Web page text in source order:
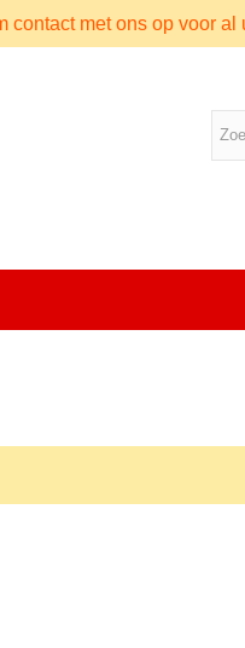
contact met ons op voor al